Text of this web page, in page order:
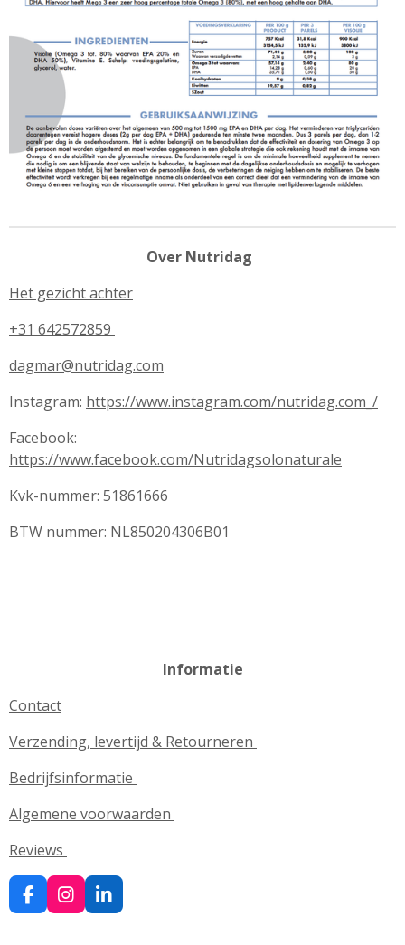
Over Nutridag
Het gezicht achter
+31 642572859
dagmar@nutridag.com
Instagram: https://www.instagram.com/nutridag.com_/
Facebook:
https://www.facebook.com/Nutridagsolonaturale
Kvk-nummer: 51861666
BTW nummer: NL850204306B01
Informatie
Contact
Verzending, levertijd & Retourneren
Bedrijfsinformatie
Algemene voorwaarden
Reviews
F
a
I
n
L
i